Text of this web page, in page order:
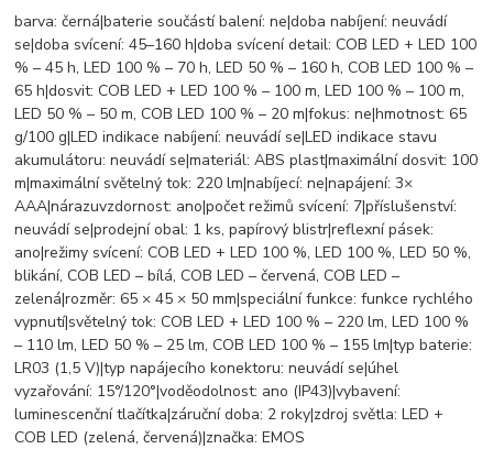
barva: černá|baterie součástí balení: ne|doba nabíjení: neuvádí
se|doba svícení: 45–160 h|doba svícení detail: COB LED + LED 100
% – 45 h, LED 100 % – 70 h, LED 50 % – 160 h, COB LED 100 % –
65 h|dosvit: COB LED + LED 100 % – 100 m, LED 100 % – 100 m,
LED 50 % – 50 m, COB LED 100 % – 20 m|fokus: ne|hmotnost: 65
g/100 g|LED indikace nabíjení: neuvádí se|LED indikace stavu
akumulátoru: neuvádí se|materiál: ABS plast|maximální dosvit: 100
m|maximální světelný tok: 220 lm|nabíjecí: ne|napájení: 3×
AAA|nárazuvzdornost: ano|počet režimů svícení: 7|příslušenství:
neuvádí se|prodejní obal: 1 ks, papírový blistr|reflexní pásek:
ano|režimy svícení: COB LED + LED 100 %, LED 100 %, LED 50 %,
blikání, COB LED – bílá, COB LED – červená, COB LED –
zelená|rozměr: 65 × 45 × 50 mm|speciální funkce: funkce rychlého
vypnutí|světelný tok: COB LED + LED 100 % – 220 lm, LED 100 %
– 110 lm, LED 50 % – 25 lm, COB LED 100 % – 155 lm|typ baterie:
LR03 (1,5 V)|typ napájecího konektoru: neuvádí se|úhel
vyzařování: 15°/120°|voděodolnost: ano (IP43)|vybavení:
luminescenční tlačítka|záruční doba: 2 roky|zdroj světla: LED +
COB LED (zelená, červená)|značka: EMOS